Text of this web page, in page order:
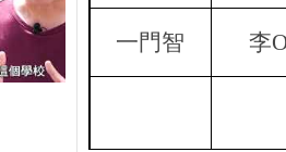
一門智 李